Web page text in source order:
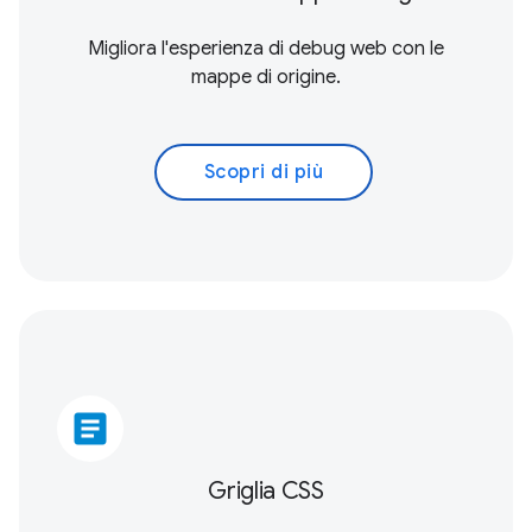
Migliora l'esperienza di debug web con le
mappe di origine.
Scopri di più
article
Griglia CSS